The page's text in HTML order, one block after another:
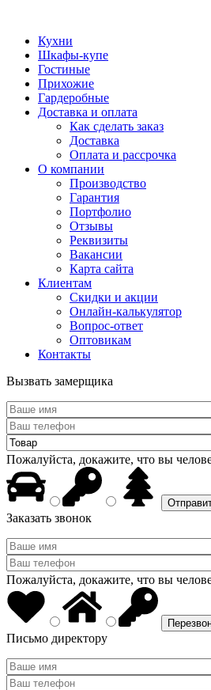
Кухни
Шкафы-купе
Гостиные
Прихожие
Гардеробные
Доставка и оплата
Как сделать заказ
Доставка
Оплата и рассрочка
О компании
Производство
Гарантия
Портфолио
Отзывы
Реквизиты
Вакансии
Карта сайта
Клиентам
Скидки и акции
Онлайн-калькулятор
Вопрос-ответ
Оптовикам
Контакты
Вызвать замерщика
Пожалуйста, докажите, что вы
Заказать звонок
Пожалуйста, докажите, что вы
Письмо директору